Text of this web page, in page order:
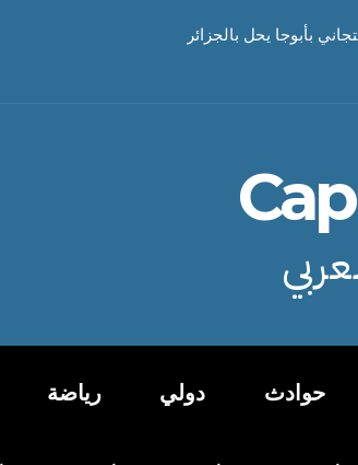
بأبوجا يحل بالجزائر
حوادث دولي رياضة